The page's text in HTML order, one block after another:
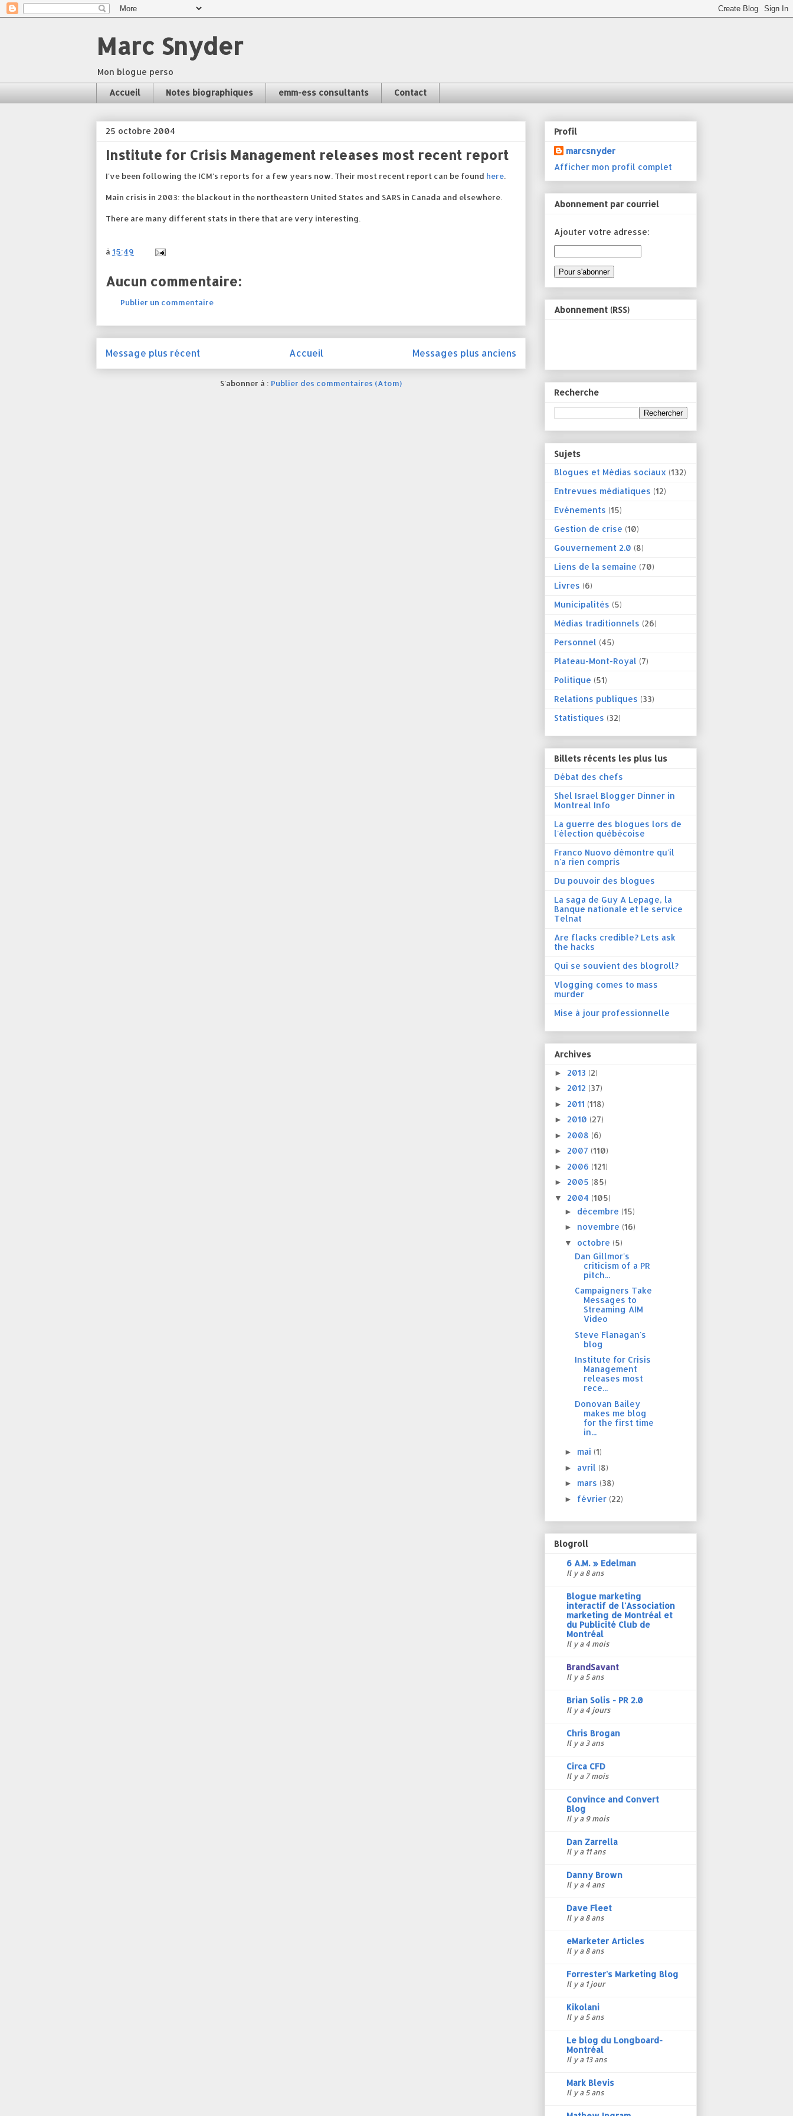
Marc Snyder
Mon blogue perso
Accueil Notes biographiques emm-ess consultants Contact
25 octobre 2004
Institute for Crisis Management releases most recent report
I've been following the ICM's reports for a few years now. Their most recent report can be found here
Main crisis in 2003: the blackout in the northeastern United States and SARS in Canada and elsewhere.
There are many different stats in there that are very interesting.
à 15:49
Aucun commentaire:
Publier un commentaire
Message plus récent Messages plus anciens
Accueil
S'abonner à : Publier des commentaires (Atom)
Profil
marcsnyder
Afficher mon profil complet
Abonnement par courriel
Ajouter votre adresse:
Abonnement (RSS)
Recherche
Sujets
Blogues et Médias sociaux (132)
Entrevues médiatiques (12)
Evénements (15)
Gestion de crise (10)
Gouvernement 2.0 (8)
Liens de la semaine (70)
Livres (6)
Municipalités (5)
Médias traditionnels (26)
Personnel (45)
Plateau-Mont-Royal (7)
Politique (51)
Relations publiques (33)
Statistiques (32)
Billets récents les plus lus
Débat des chefs
Shel Israel Blogger Dinner in
Montreal Info
La guerre des blogues lors de
l'élection québécoise
Franco Nuovo démontre qu'il
n'a rien compris
Du pouvoir des blogues
La saga de Guy A Lepage, la
Banque nationale et le service
Telnat
Are flacks credible? Lets ask
the hacks
Qui se souvient des blogroll?
Vlogging comes to mass
murder
Mise à jour professionnelle
Archives
► 2013 (2)
► 2012 (37)
► 2011 (118)
► 2010 (27)
► 2008 (6)
► 2007 (110)
► 2006 (121)
► 2005 (85)
▼ 2004 (105)
► décembre (15)
► novembre (16)
▼ octobre (5)
Dan Gillmor's
criticism of a PR
pitch...
Campaigners Take
Messages to
Streaming AIM
Video
Steve Flanagan's
blog
Institute for Crisis
Management
releases most
rece...
Donovan Bailey
makes me blog
for the first time
in...
► mai (1)
► avril (8)
► mars (38)
► février (22)
Blogroll
6 A.M. » Edelman
Il y a 8 ans
Blogue marketing
interactif de l'Association
marketing de Montréal et
du Publicité Club de
Montréal
Il y a 4 mois
BrandSavant
Il y a 5 ans
Brian Solis - PR 2.0
Il y a 4 jours
Chris Brogan
Il y a 3 ans
Circa CFD
Il y a 7 mois
Convince and Convert
Blog
Il y a 9 mois
Dan Zarrella
Il y a 11 ans
Danny Brown
Il y a 4 ans
Dave Fleet
Il y a 8 ans
eMarketer Articles
Il y a 8 ans
Forrester's Marketing Blog
Il y a 1 jour
Kikolani
Il y a 5 ans
Le blog du Longboard-
Montréal
Il y a 13 ans
Mark Blevis
Il y a 5 ans